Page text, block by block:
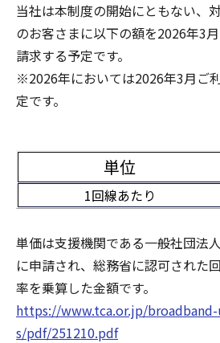
当社は本制度の開始にともない、
のお客さまに以下の額を2026年3
請求する予定です。
※2026年においては2026年3月ご
定です。
単位
1回線あたり
単価は支援機関である一般社団法
に申請され、総務省に認可された
率を乗算した金額です。
https://www.tca.or.jp/
s/pdf/251210.pdf